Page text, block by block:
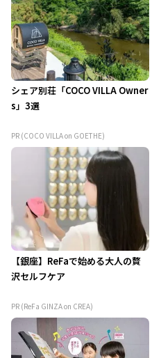
シェア別荘「COCO VILLA Owner
s」3選
PR (COCO VILLA on GOETHE)
【銀座】ReFaで始める大人の贅
沢セルフケア
PR (ReFa GINZA on CREA)